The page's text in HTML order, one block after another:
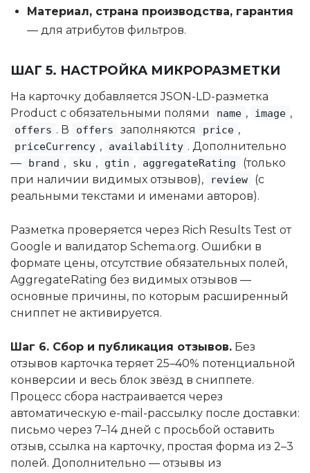
Материал, страна производства, гарантия
— для атрибутов фильтров.
ШАГ 5. НАСТРОЙКА МИКРОРАЗМЕТКИ
На карточку добавляется JSON-LD-разметка
Product с обязательными полями
name , image ,
offers . В offers заполняются price ,
priceCurrency , availability . Дополнительно
—
brand , sku , gtin , aggregateRating
(только
при наличии видимых отзывов),
review
(с
реальными текстами и именами авторов).
Разметка проверяется через Rich Results Test от
Google и валидатор Schema.org. Ошибки в
формате цены, отсутствие обязательных полей,
AggregateRating без видимых отзывов —
основные причины, по которым расширенный
сниппет не активируется.
Шаг 6. Сбор и публикация отзывов. Без
отзывов карточка теряет 25–40% потенциальной
конверсии и весь блок звёзд в сниппете.
Процесс сбора настраивается через
автоматическую e-mail-рассылку после доставки:
письмо через 7–14 дней с просьбой оставить
отзыв, ссылка на карточку, простая форма из 2–3
полей. Дополнительно — отзывы из